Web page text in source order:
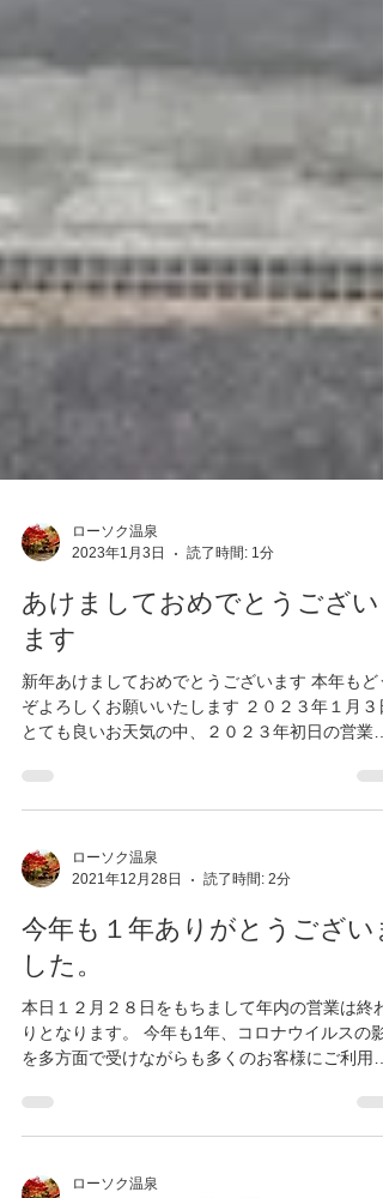
2023年1月3日
読了時間: 1分
あけましておめでとうござい
ます
新年あけましておめでとうございます 本年もど
とても良いお天気の中、２０２３年初日の営業が
できました。 初日より多くのお客様にご利用い
2021年12月28日
読了時間: 2分
今年も１年ありがとうござい
した。
本日１２月２８日をもちまして年内の営業は終わ
を多方面で受けながらも多くのお客様にご利用い
ただけましたこと、誠にありがとうございます。
絶対に感染者を出したくないと言う強い思いから